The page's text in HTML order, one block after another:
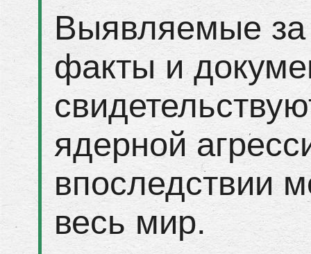
Выявляемые за
факты и
ядерной
впоследствии
весь мир.